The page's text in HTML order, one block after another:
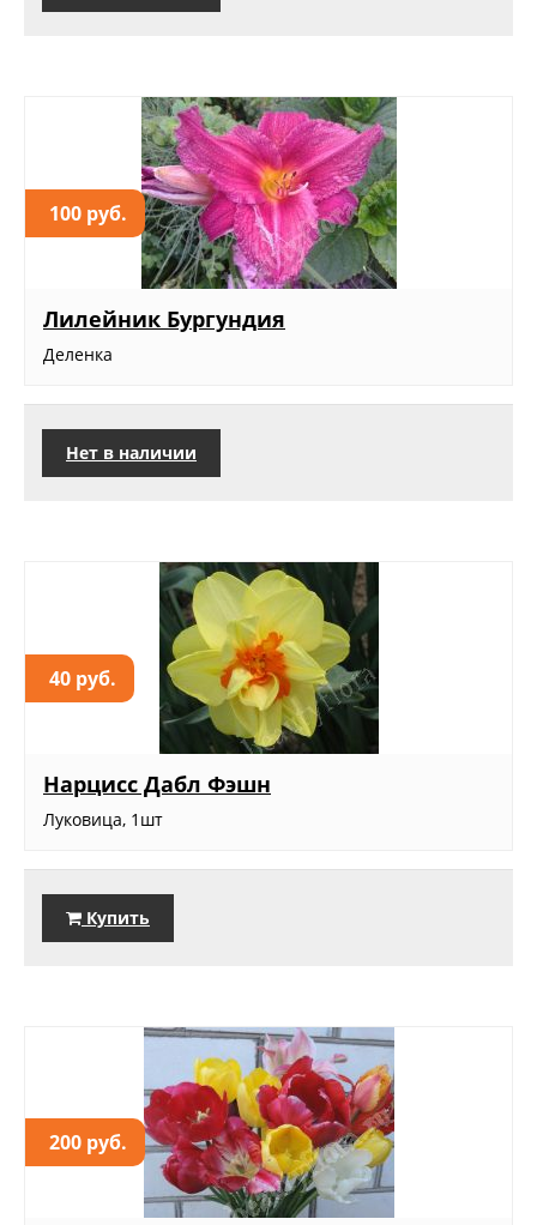
100 руб.
Лилейник Бургундия
Деленка
Нет в наличии
40 руб.
Нарцисс Дабл Фэшн
Луковица, 1шт
Купить
200 руб.